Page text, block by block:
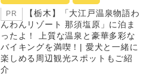
PR
【栃木】「大江戸温泉物語わ
んわんリゾート 那須塩原」に泊ま
ったよ！ 上質な温泉と豪華多彩な
バイキングを満喫！| 愛犬と一緒に
楽しめる周辺観光スポットもご紹
介